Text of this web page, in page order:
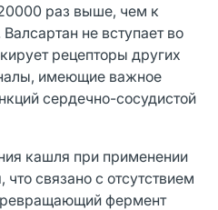
раз выше, чем к
Валсартан не вступает во
рецепторы других
имеющие важное
сердечно-сосудистой
кашля при применении
что связано с отсутствием
фермент